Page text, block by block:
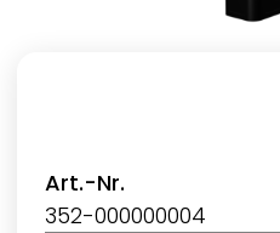
Art.-Nr.
352-000000004